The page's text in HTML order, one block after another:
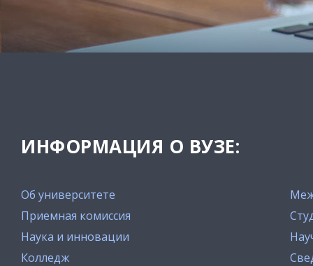
ИНФОРМАЦИЯ О ВУЗЕ:
Об университете
Приемная комиссия
Наука и инновации
Колледж